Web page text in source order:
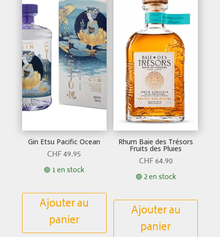
Gin Etsu Pacific Ocean
CHF49.95
🟢 1 en stock
Ajouter au
panier
Rhum Baie des Trésors
Fruits des Pluies
CHF64.90
🟢 2 en stock
Ajouter au
panier